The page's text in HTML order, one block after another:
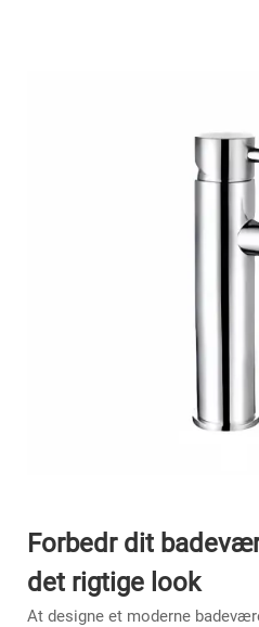
Forbedr dit
det rigtige look
At designe et moderne